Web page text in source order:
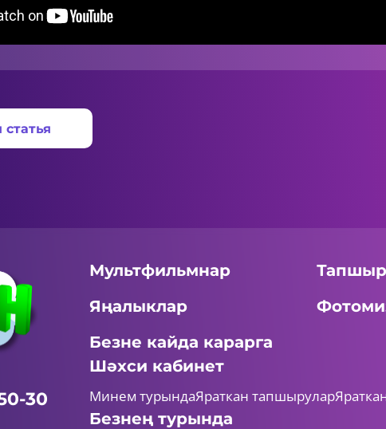
30
Мультфильмнар
Яңалыклар
Безне кайда карарга
Шәхси кабинет
Минем турындаЯраткан тапшырулар
Безнең турында